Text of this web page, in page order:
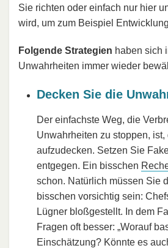
Sie richten oder einfach nur hier
wird, um zum Beispiel
Folgende Strategien haben sich
Unwahrheiten immer wieder
Decken Sie die
Der einfachste Weg, die
Unwahrheiten zu stoppen,
aufzudecken. Setzen Sie
entgegen. Ein bisschen
schon. Natürlich müssen Sie
bisschen vorsichtig sein:
Lügner bloßgestellt. In dem
Fragen oft besser: „Worauf
Einschätzung? Könnte es